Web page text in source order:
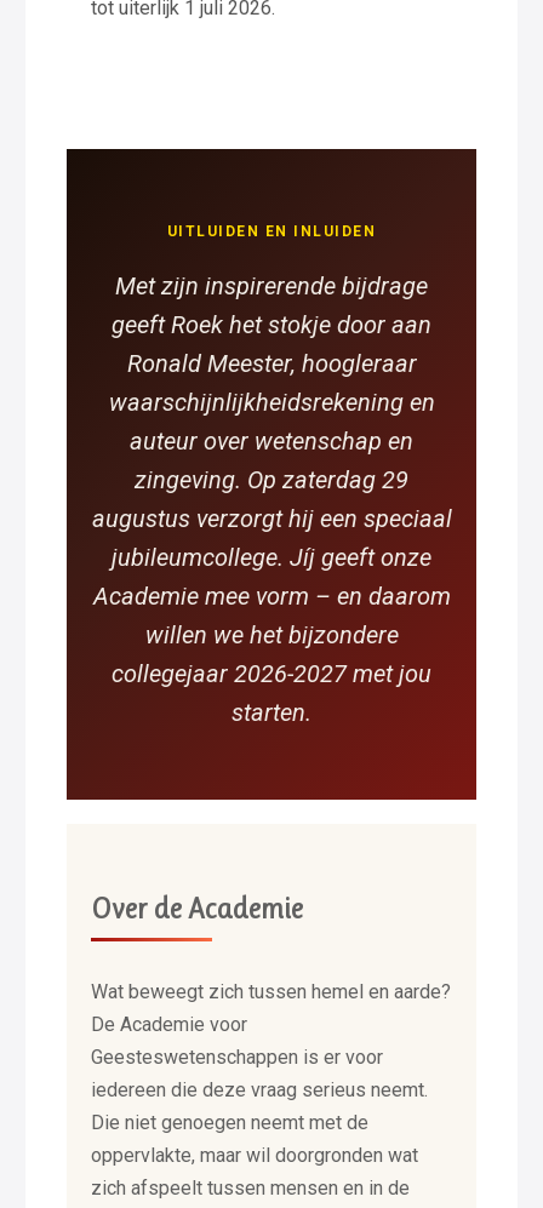
tot uiterlijk 1 juli 2026.
UITLUIDEN EN INLUIDEN
Met zijn inspirerende bijdrage
geeft Roek het stokje door aan
Ronald Meester, hoogleraar
waarschijnlijkheidsrekening en
auteur over wetenschap en
zingeving. Op zaterdag 29
augustus verzorgt hij een speciaal
jubileumcollege. Jíj geeft onze
Academie mee vorm – en daarom
willen we het bijzondere
collegejaar 2026-2027 met jou
starten.
Over de Academie
Wat beweegt zich tussen hemel en aarde?
De Academie voor
Geesteswetenschappen is er voor
iedereen die deze vraag serieus neemt.
Die niet genoegen neemt met de
oppervlakte, maar wil doorgronden wat
zich afspeelt tussen mensen en in de